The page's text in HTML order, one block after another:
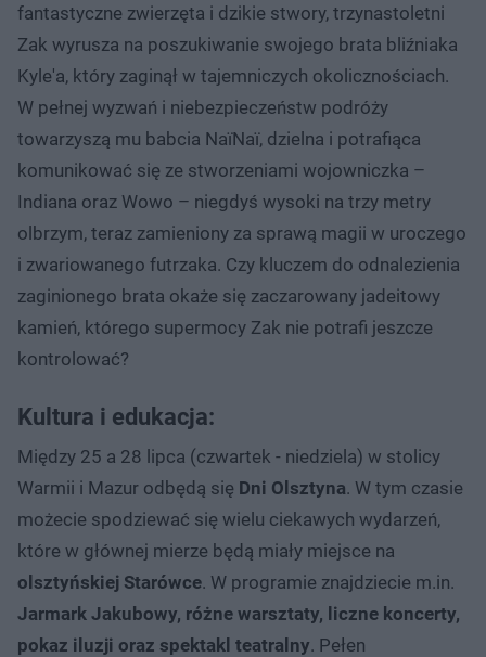
fantastyczne zwierzęta i dzikie stwory, trzynastoletni
Zak wyrusza na poszukiwanie swojego brata bliźniaka
Kyle'a, który zaginął w tajemniczych okolicznościach.
W pełnej wyzwań i niebezpieczeństw podróży
towarzyszą mu babcia NaïNaï, dzielna i potrafiąca
komunikować się ze stworzeniami wojowniczka –
Indiana oraz Wowo – niegdyś wysoki na trzy metry
olbrzym, teraz zamieniony za sprawą magii w uroczego
i zwariowanego futrzaka. Czy kluczem do odnalezienia
zaginionego brata okaże się zaczarowany jadeitowy
kamień, którego supermocy Zak nie potrafi jeszcze
kontrolować?
Kultura i edukacja:
Między 25 a 28 lipca (czwartek - niedziela) w stolicy
Warmii i Mazur odbędą się Dni Olsztyna. W tym czasie
możecie spodziewać się wielu ciekawych wydarzeń,
które w głównej mierze będą miały miejsce na
olsztyńskiej Starówce. W programie znajdziecie m.in.
Jarmark Jakubowy, różne warsztaty, liczne koncerty,
pokaz iluzji oraz spektakl teatralny. Pełen